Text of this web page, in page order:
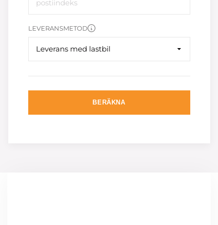
LEVERANSMETOD
Leverans med lastbil
BERÄKNA